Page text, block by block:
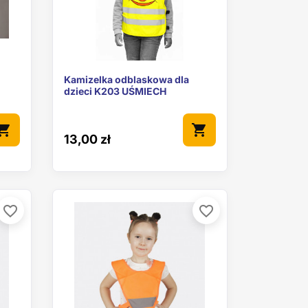
Szybki podgląd
Kamizelka odblaskowa dla
dzieci K203 UŚMIECH
13,00 zł
shopping_cart
favorite_border favorite_border